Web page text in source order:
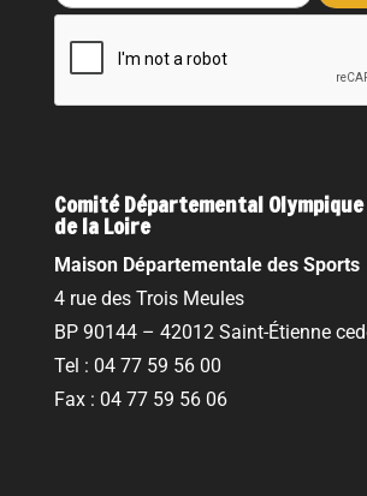
Comité Départemental
de la Loire
Maison Départementale des Sports
4 rue des Trois Meules
BP 90144 – 42012 Saint-Étienne
Tel : 04 77 59 56 00
Fax : 04 77 59 56 06